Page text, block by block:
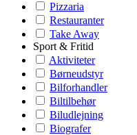
Pizzaria
Restauranter
Take Away
Sport & Fritid
Aktiviteter
Børneudstyr
Bilforhandler
Biltilbehør
Biludlejning
Biografer